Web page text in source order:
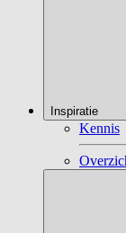
Inspiratie
Kennis